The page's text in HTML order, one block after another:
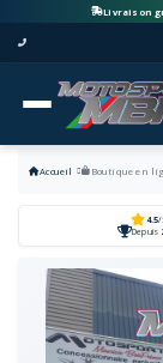
Livraison
Accueil Boutique en
4.5/
Depuis